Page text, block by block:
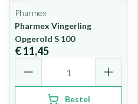
Pharmex
Pharmex Vingerling
Opgerold S 100
€ 11,45
Bestel